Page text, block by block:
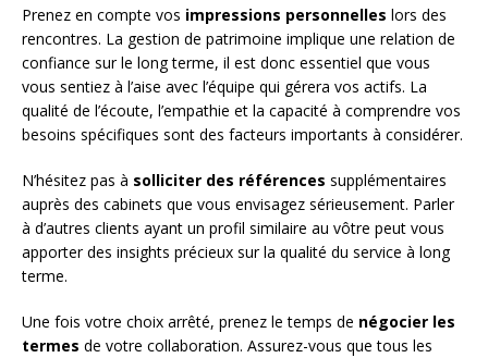
Prenez en compte vos impressions personnelles lors des
rencontres. La gestion de patrimoine implique une relation de
confiance sur le long terme, il est donc essentiel que vous
vous sentiez à l’aise avec l’équipe qui gérera vos actifs. La
qualité de l’écoute, l’empathie et la capacité à comprendre vos
besoins spécifiques sont des facteurs importants à considérer.
N’hésitez pas à solliciter des références supplémentaires
auprès des cabinets que vous envisagez sérieusement. Parler
à d’autres clients ayant un profil similaire au vôtre peut vous
apporter des insights précieux sur la qualité du service à long
terme.
Une fois votre choix arrêté, prenez le temps de négocier les
termes de votre collaboration. Assurez-vous que tous les